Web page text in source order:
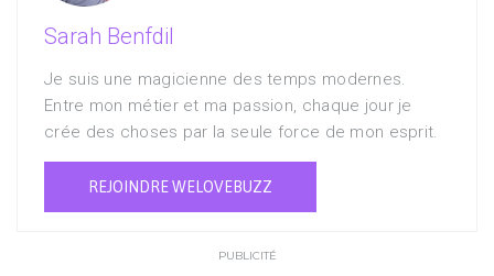
Sarah Benfdil
Je suis une magicienne des temps modernes.
Entre mon métier et ma passion, chaque jour je
crée des choses par la seule force de mon esprit.
REJOINDRE WELOVEBUZZ
PUBLICITÉ